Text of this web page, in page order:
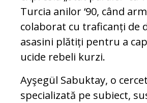
Turcia anilor ‘90, când
colaborat cu traficanți de
asasini plătiți pentru a
ucide rebeli kurzi.
Ayşegül Sabuktay, o
specializată pe subiect,